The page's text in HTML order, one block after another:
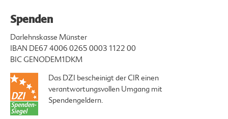
Spenden
Darlehnskasse Münster
IBAN DE67 4006 0265 0003 1122 00
BIC GENODEM1DKM
Das DZI bescheinigt der CIR einen
verantwortungsvollen Umgang mit
Spendengeldern.